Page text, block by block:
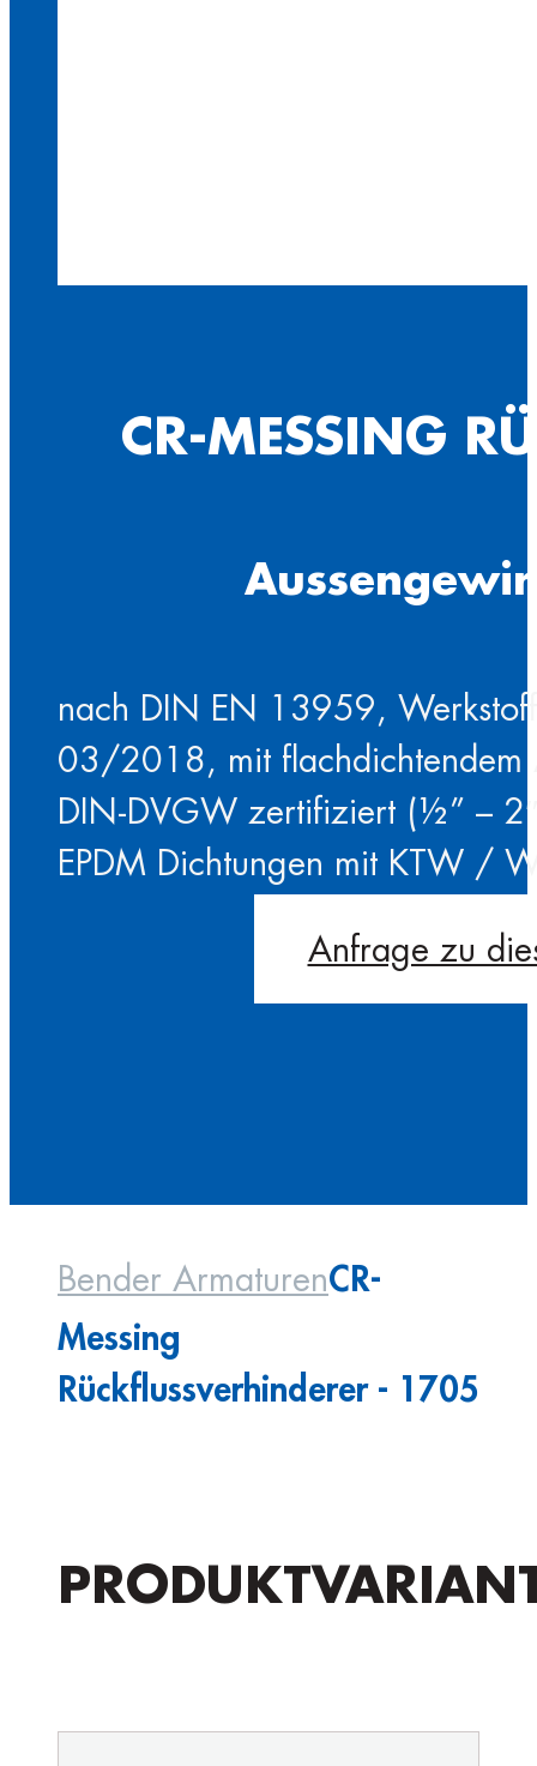
CR-MESSING
nach DIN EN 13959,
03/2018, mit flachdichtendem
DIN-DVGW zertifiziert (½” –
EPDM Dichtungen mit KTW /
Anfrage zu
Bender ArmaturenCR-
Messing
Rückflussverhinderer - 1705